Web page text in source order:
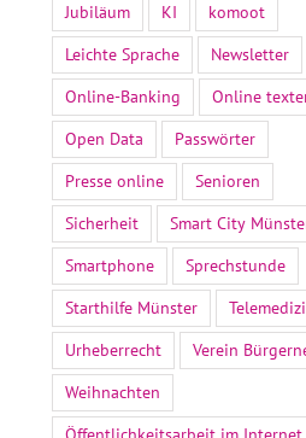
Jubiläum
KI
komoot
Leichte Sprache
Newsletter
Online-Banking
Online
Open Data
Passwörter
Presse online
Senioren
Sicherheit
Smart City
Smartphone
Sprechstunde
Starthilfe Münster
Urheberrecht
Verein
Weihnachten